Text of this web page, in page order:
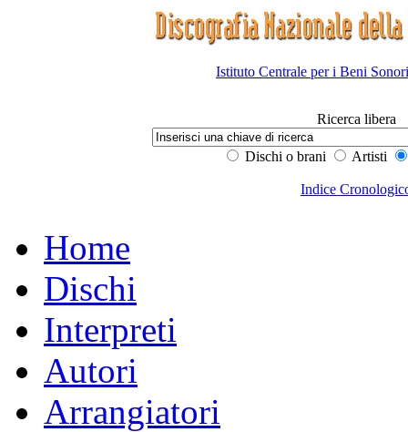
Istituto Centrale per i Beni
Ricerca libera
Dischi o brani Artisti
Indice
Home
Dischi
Interpreti
Autori
Arrangiatori